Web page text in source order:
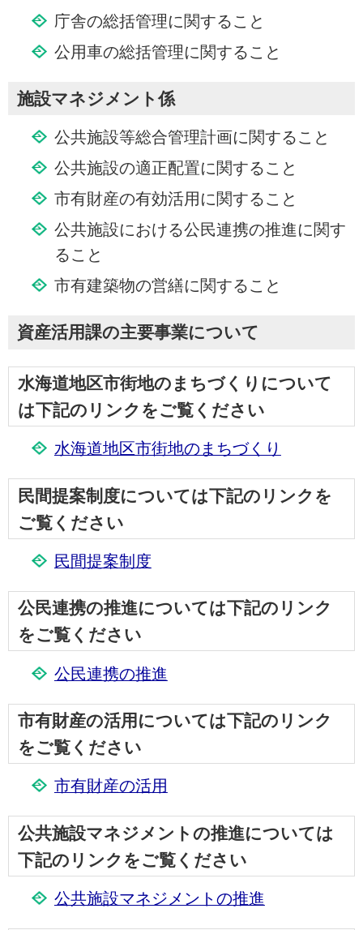
庁舎の総括管理に関すること
公用車の総括管理に関すること
施設マネジメント係
公共施設等総合管理計画に関すること
公共施設の適正配置に関すること
市有財産の有効活用に関すること
公共施設における公民連携の推進に関す
ること
市有建築物の営繕に関すること
資産活用課の主要事業について
水海道地区市街地のまちづくりについて
は下記のリンクをご覧ください
水海道地区市街地のまちづくり
民間提案制度については下記のリンクを
ご覧ください
民間提案制度
公民連携の推進については下記のリンク
をご覧ください
公民連携の推進
市有財産の活用については下記のリンク
をご覧ください
市有財産の活用
公共施設マネジメントの推進については
下記のリンクをご覧ください
公共施設マネジメントの推進